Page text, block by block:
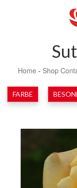
Home - Shop
FARBE